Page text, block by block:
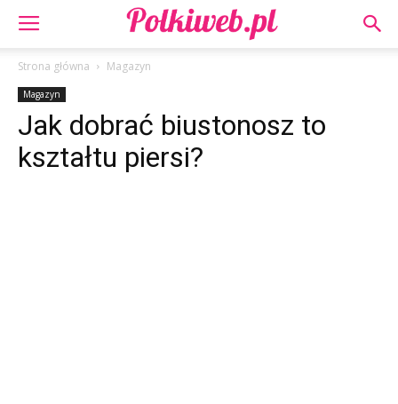
Strona główna Magazyn
Magazyn
Jak dobrać biustonosz to
kształtu piersi?